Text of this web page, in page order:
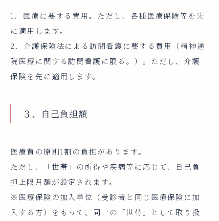
1．医療に要する費用。ただし、各種医療保険等を先
に適用します。
2．介護保険法による訪問看護に要する費用（精神通
院医療に関する訪問看護に限る。）。ただし、介護
保険を先に適用します。
３、自己負担額
医療費の原則1割の負担があります。
ただし、「世帯」の所得や疾病等に応じて、自己負
担上限月額が設定されます。
※医療保険の加入単位（受診者と同じ医療保険に加
入する方）をもって、同一の「世帯」として取り扱